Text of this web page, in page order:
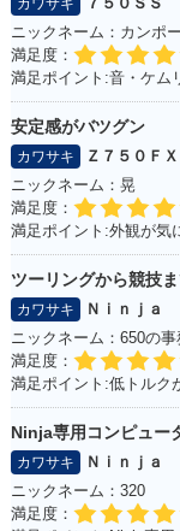
カワサキ
ニックネーム：カンポー
満足度：
満足ポイント:音・ケム
安定感がバツグン
カワサキ
Ｚ７５０ＦＸ
ニックネーム：晃
満足度：
満足ポイント:外観が気
ツーリングから競技
カワサキ
Ｎｉｎｊａ
ニックネーム：650の
満足度：
Ninja専用コンピュー
カワサキ
Ｎｉｎｊａ
ニックネーム：320
満足度：